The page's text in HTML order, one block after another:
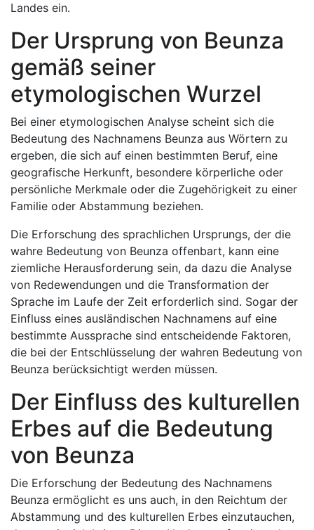
Landes ein.
Der Ursprung von Beunza
gemäß seiner
etymologischen Wurzel
Bei einer etymologischen Analyse scheint sich die
Bedeutung des Nachnamens Beunza aus Wörtern zu
ergeben, die sich auf einen bestimmten Beruf, eine
geografische Herkunft, besondere körperliche oder
persönliche Merkmale oder die Zugehörigkeit zu einer
Familie oder Abstammung beziehen.
Die Erforschung des sprachlichen Ursprungs, der die
wahre Bedeutung von Beunza offenbart, kann eine
ziemliche Herausforderung sein, da dazu die Analyse
von Redewendungen und die Transformation der
Sprache im Laufe der Zeit erforderlich sind. Sogar der
Einfluss eines ausländischen Nachnamens auf eine
bestimmte Aussprache sind entscheidende Faktoren,
die bei der Entschlüsselung der wahren Bedeutung von
Beunza berücksichtigt werden müssen.
Der Einfluss des kulturellen
Erbes auf die Bedeutung
von Beunza
Die Erforschung der Bedeutung des Nachnamens
Beunza ermöglicht es uns auch, in den Reichtum der
Abstammung und des kulturellen Erbes einzutauchen,